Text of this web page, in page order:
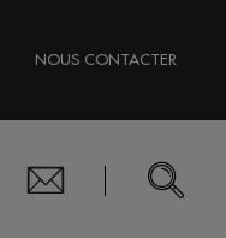
NOUS CONTACTER